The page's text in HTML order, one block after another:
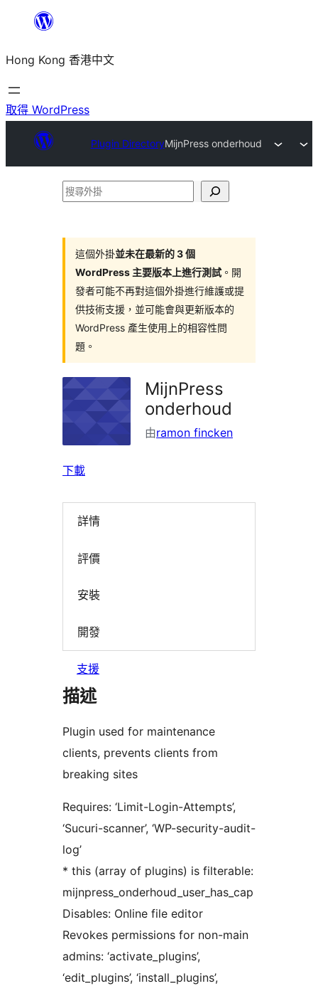
主
要
內
Hong Kong 香港中文
取得 WordPress
Plugin DirectoryMijnPress onderhoud
搜
這個外掛並未在最新的 3 個
WordPress 主要版本上進行測試 。開
發者可能不再對這個外掛進行維護或提
供技術支援，並可能會與更新版本的
WordPress 產生使用上的相容性問
題。
MijnPress
onderhoud
由ramon fincken
下載
詳情
評價
安裝
開發
支援
描述
Plugin used for maintenance
clients, prevents clients from
breaking sites
Requires: ‘Limit-Login-Attempts’,
‘Sucuri-scanner’, ‘WP-security-audit-
log’
* this (array of plugins) is filterable:
mijnpress_onderhoud_user_has_cap
Disables: Online file editor
Revokes permissions for non-main
admins: ‘activate_plugins’,
‘edit_plugins’, ‘install_plugins’,